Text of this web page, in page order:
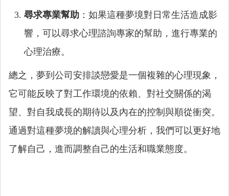
尋求專業幫助 ：如果這種夢境對日常生活造成影
響，可以尋求心理諮詢專家的幫助，進行專業的
心理治療。
總之，夢到公司安排談戀愛是一個複雜的心理現象，
它可能反映了對工作環境的依賴、對社交關係的渴
望、對自我成長的期待以及內在的控制與順從衝突。
通過對這種夢境的解讀與心理分析，我們可以更好地
了解自己，進而調整自己的生活和職業態度。